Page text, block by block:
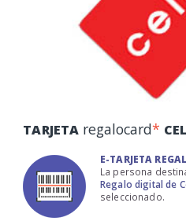
TARJETA regalocard*
E-TARJETA
La persona
Regalo digital de
seleccionado.